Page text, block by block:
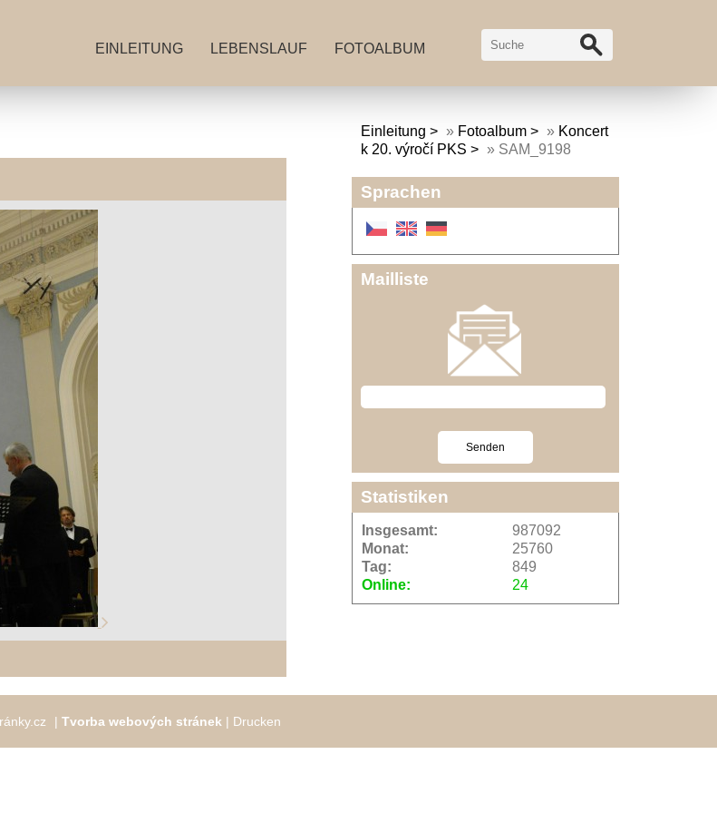
EINLEITUNG LEBENSLAUF FOTOALBUM
Einleitung » Fotoalbum » Koncert
k 20. výročí PKS
» SAM_9198
Sprachen
Mailliste
Statistiken
Online: 24
Insgesamt:
987092
Monat:
25760
Tag:
849
| Tvorba webových stránek | Drucken